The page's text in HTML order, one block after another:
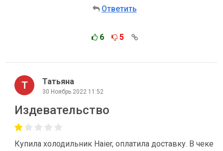
Ответить
6 5
Татьяна
30 Ноябрь 2022 11:52
Издевательство
Купила холодильник Haier, оплатила доставку. В чеке